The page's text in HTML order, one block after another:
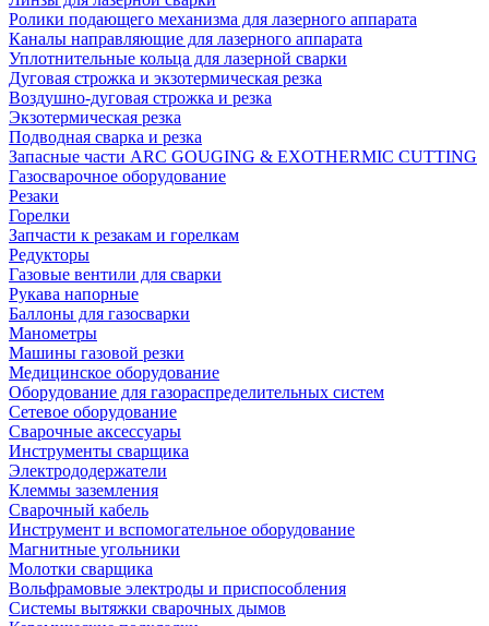
Ролики подающего механизма для лазерного аппарата
Каналы направляющие для лазерного аппарата
Уплотнительные кольца для лазерной сварки
Дуговая строжка и экзотермическая резка
Воздушно-дуговая строжка и резка
Экзотермическая резка
Подводная сварка и резка
Запасные части ARC GOUGING & EXOTHERMIC CUTTING
Газосварочное оборудование
Резаки
Горелки
Запчасти к резакам и горелкам
Редукторы
Газовые вентили для сварки
Рукава напорные
Баллоны для газосварки
Манометры
Машины газовой резки
Медицинское оборудование
Оборудование для газораспределительных систем
Сетевое оборудование
Сварочные аксессуары
Инструменты сварщика
Электрододержатели
Клеммы заземления
Сварочный кабель
Инструмент и вспомогательное оборудование
Магнитные угольники
Молотки сварщика
Вольфрамовые электроды и приспособления
Системы вытяжки сварочных дымов